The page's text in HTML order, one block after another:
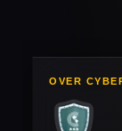
OVER